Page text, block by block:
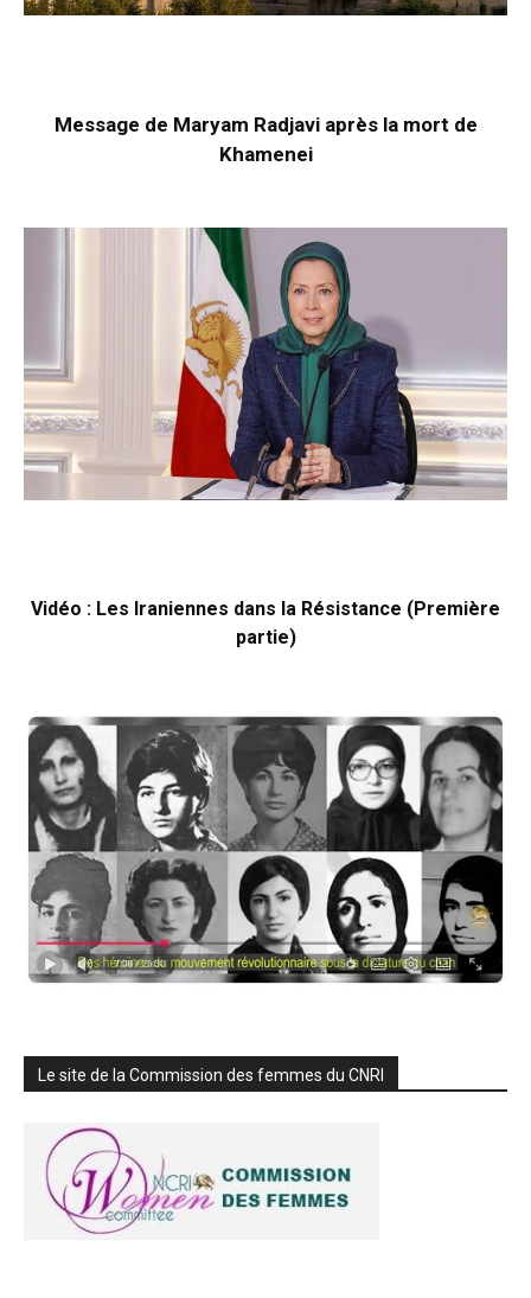
Message de Maryam Radjavi après la mort de
Khamenei
Vidéo : Les Iraniennes dans la Résistance (Première
partie)
Le site de la Commission des femmes du CNRI